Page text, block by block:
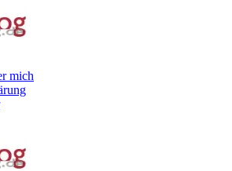
mich